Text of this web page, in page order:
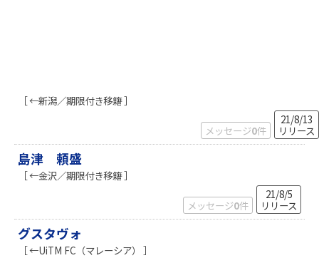
［ ←新潟／期限付き移籍 ］
メッセージ0件
21/8/13
リリース
島津 頼盛
［ ←金沢／期限付き移籍 ］
メッセージ0件
21/8/5
リリース
グスタヴォ
［ ←UiTM FC（マレーシア） ］